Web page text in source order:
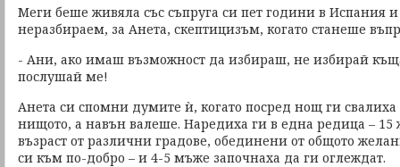
Меги беше живяла със съпруга си пет години в Испания и
неразбираем, за Анета, скептицизъм, когато станеше
- Ани, ако имаш възможност да избираш, не избирай
послушай ме!
Анета си спомни думите ѝ, когато посред нощ ги свалиха
нищото, а навън валеше. Наредиха ги в една редица –
възраст от различни градове, обединени от общото
си към по-добро – и 4-5 мъже започнаха да ги оглеждат.